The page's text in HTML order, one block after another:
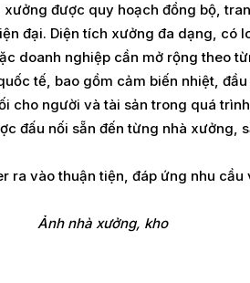
xưởng được quy hoạch đồng bộ,
đại. Diện tích xưởng đa dạng, có
doanh nghiệp cần mở rộng theo
tế, bao gồm cảm biến nhiệt,
cho người và tài sản trong quá
đấu nối sẵn đến từng nhà xưởng,
ra vào thuận tiện, đáp ứng nhu cầu
Ảnh nhà xưởng, kho